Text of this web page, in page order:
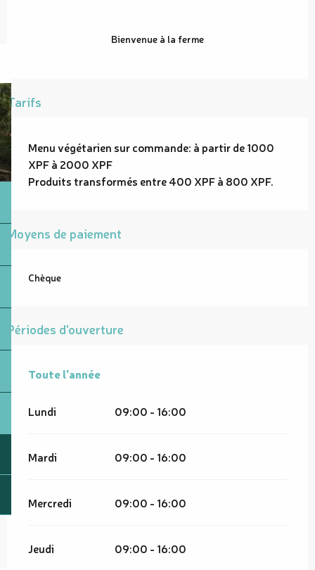
Bienvenue à la ferme
Tarifs
Menu végétarien sur commande: à partir de 1000
XPF à 2000 XPF
Produits transformés entre 400 XPF à 800 XPF.
Moyens de paiement
Chèque
Périodes d'ouverture
Toute l'année
Toute l'année
Lundi 09:00 - 16:00
Mardi 09:00 - 16:00
Mercredi 09:00 - 16:00
Jeudi 09:00 - 16:00